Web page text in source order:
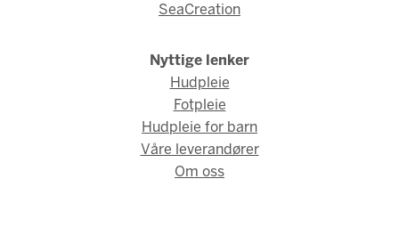
SeaCreation
Nyttige lenker
Hudpleie
Fotpleie
Hudpleie for barn
Våre leverandører
Om oss